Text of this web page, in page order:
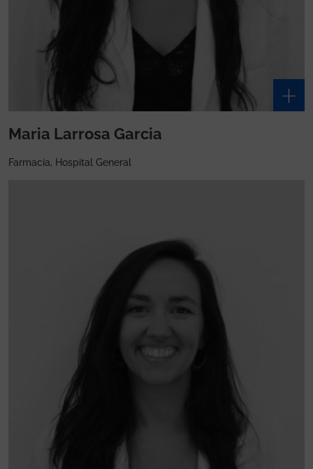
Maria Larrosa Garcia
Farmacia, Hospital General